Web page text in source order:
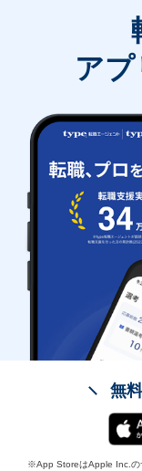
アプ
無
※App StoreはApple Inc.の